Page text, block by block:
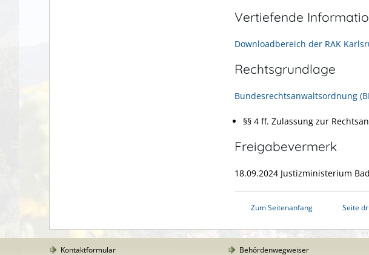
Vertiefende
Downloadbereich der RAK
Rechtsgrundlage
Bundesrechtsanwaltsordnung
§§ 4 ff. Zulassung zur
Freigabevermerk
18.09.2024 Justizministerium
Zum Seitenanfang Seite
Kontaktformular Behördenwegweiser